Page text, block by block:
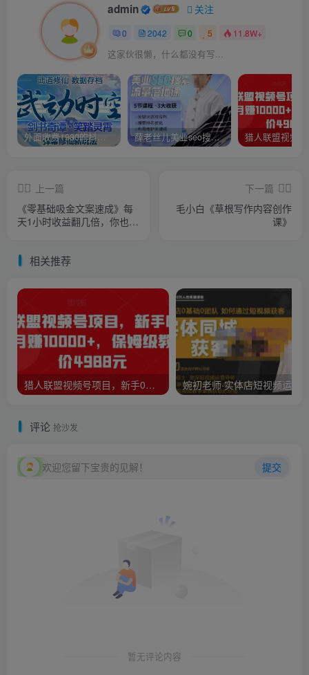
admin 关注
0 2042 0 5 11.8W+
这家伙很懒，什么都没有写...
外面收费1980的抖音武动时空直播项目，无需真人出镜，实时互动直播【软件+详细教程】 薛老丝儿美业seo搜索流量落地课，一周暴涨20w粉丝，全干货讲解
上一篇
《零基础吸金文案速成》每
天1小时收益翻几倍，你也可
下一篇
毛小白《草根写作内容创作
课》
相关推荐
猎人联盟视频号项目，新手0基础轻松月赚10000+，保姆级教程原价4988元
评论 抢沙发
欢迎您留下宝贵的见解！ 提交
暂无评论内容